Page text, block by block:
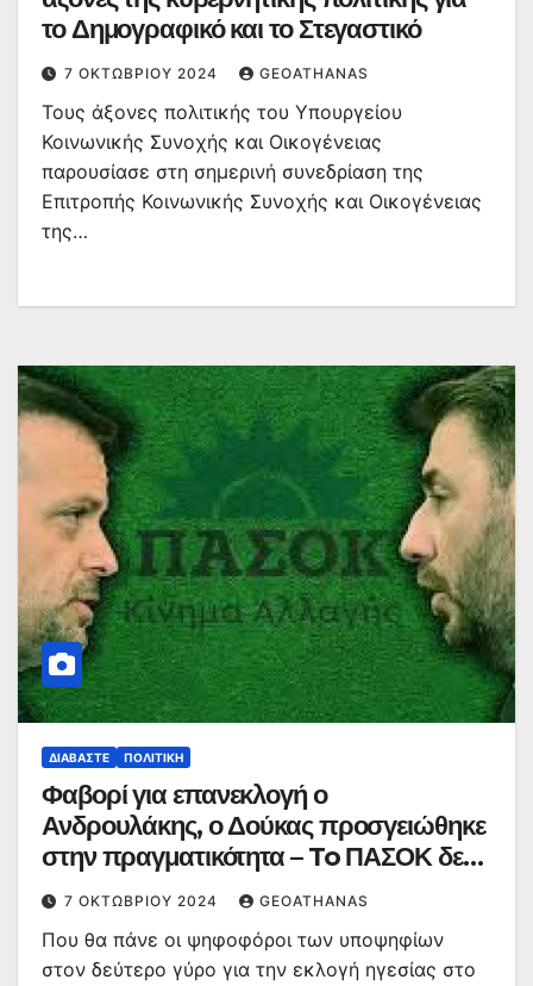
το Δημογραφικό και το Στεγαστικό
7 ΟΚΤΩΒΡΊΟΥ 2024 GEOATHANAS
Τους άξονες πολιτικής του Υπουργείου
Κοινωνικής Συνοχής και Οικογένειας
παρουσίασε στη σημερινή συνεδρίαση της
Επιτροπής Κοινωνικής Συνοχής και Οικογένειας
της…
ΔΙΑΒΆΣΤΕ ΠΟΛΙΤΙΚΉ
Φαβορί για επανεκλογή ο
Ανδρουλάκης, ο Δούκας προσγειώθηκε
στην πραγματικότητα – To ΠΑΣΟΚ δεν
μπορεί να πανηγυρίζει
7 ΟΚΤΩΒΡΊΟΥ 2024 GEOATHANAS
Που θα πάνε οι ψηφοφόροι των υποψηφίων
στον δεύτερο γύρο για την εκλογή ηγεσίας στο